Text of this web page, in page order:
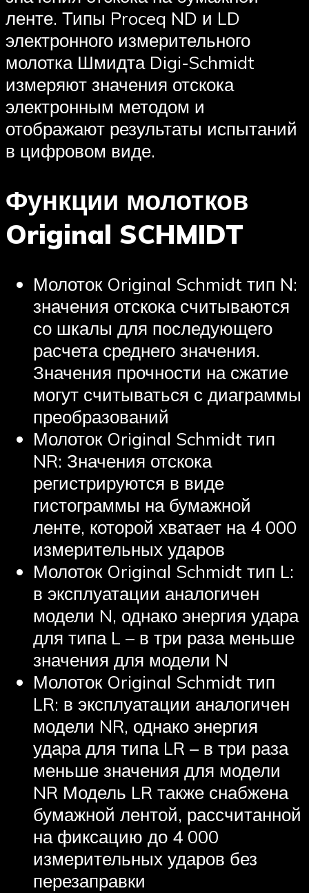
ленте. Типы Proceq ND и LD
электронного измерительного
молотка Шмидта Digi-Schmidt
измеряют значения отскока
электронным методом и
отображают результаты испытаний
в цифровом виде.
Функции молотков
Original SCHMIDT
Молоток Original Schmidt тип N:
значения отскока считываются
со шкалы для последующего
расчета среднего значения.
Значения прочности на сжатие
могут считываться с диаграммы
преобразований
Молоток Original Schmidt тип
NR: Значения отскока
регистрируются в виде
гистограммы на бумажной
ленте, которой хватает на 4 000
измерительных ударов
Молоток Original Schmidt тип L:
в эксплуатации аналогичен
модели N, однако энергия удара
для типа L – в три раза меньше
значения для модели N
Молоток Original Schmidt тип
LR: в эксплуатации аналогичен
модели NR, однако энергия
удара для типа LR – в три раза
меньше значения для модели
NR Модель LR также снабжена
бумажной лентой, рассчитанной
на фиксацию до 4 000
измерительных ударов без
перезаправки